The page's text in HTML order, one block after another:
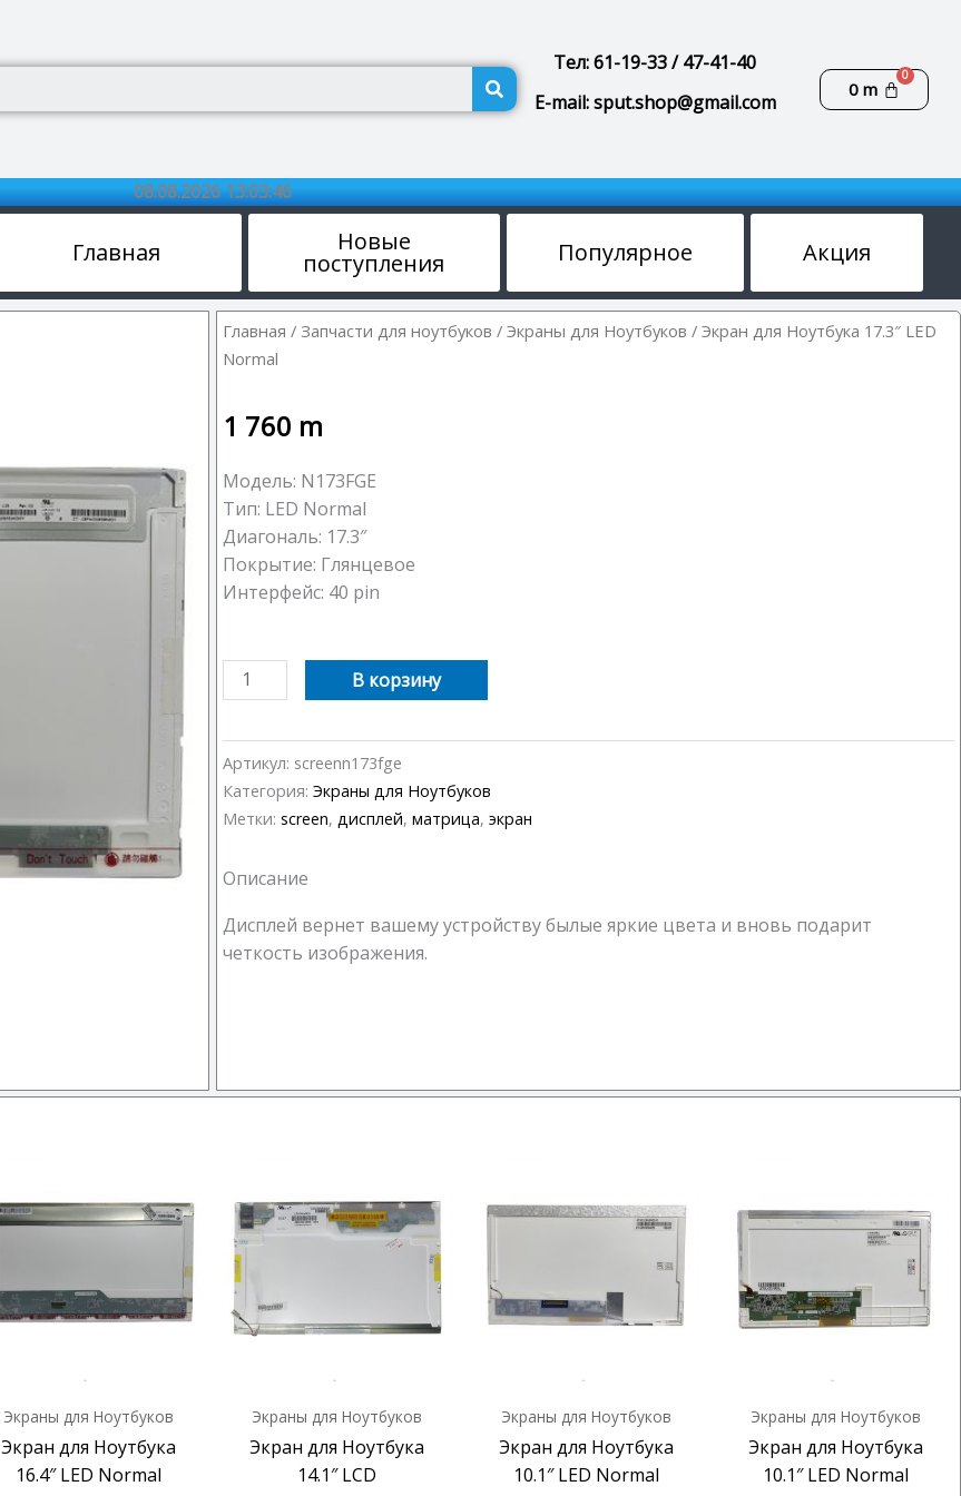
Поиск Тел: 61-19-33 / 47-41-40
E-mail: sput.shop@gmail.com
0m
08.08.2026 13:03:46
Главная Новые
поступления Популярное Акция
Главная / Запчасти для ноутбуков / Экраны для Ноутбуков / Экран для Ноутбука 17.3″ LED
Normal
1 760 m
Модель: N173FGE
Тип: LED Normal
Диагональ: 17.3″
Покрытие: Глянцевое
Интерфейс: 40 pin
Количество
товара
для
Ноутбука
17.3"
Normal
В корзину
Артикул: screenn173fge
Категория: Экраны для Ноутбуков
Метки: screen, дисплей, матрица, экран
Описание
Дисплей вернет вашему устройству былые яркие цвета и вновь подарит
четкость изображения.
Экраны для Ноутбуков
Экран для Ноутбука
16.4″ LED Normal
Экраны для Ноутбуков
Экран для Ноутбука
14.1″ LCD
Экраны для Ноутбуков
Экран для Ноутбука
10.1″ LED Normal
Экраны для Ноутбуков
Экран для Ноутбука
10.1″ LED Normal